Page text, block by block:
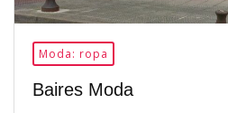
Moda: ropa
Baires Moda